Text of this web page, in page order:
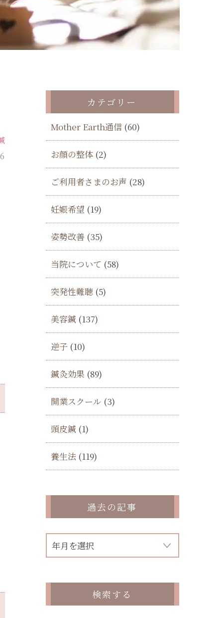
カテゴリー
Mother Earth通信 (60)
お顔の整体 (2)
ご利用者さまのお声 (28)
妊娠希望 (19)
姿勢改善 (35)
当院について (58)
突発性難聴 (5)
美容鍼 (137)
逆子 (10)
鍼灸効果 (89)
開業スクール (3)
頭皮鍼 (1)
養生法 (119)
過去の記事
検索する